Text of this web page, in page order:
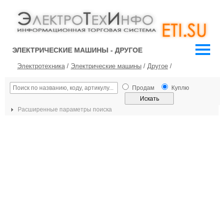
ЭЛЕКТРИЧЕСКИЕ МАШИНЫ - ДРУГОЕ
Электротехника/ Электрические машины / Другое /
Продам Куплю
Расширенные параметры поиска